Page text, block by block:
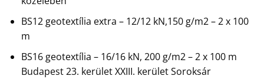
BS12 geotextília extra – 12/12 kN,150 g/m2 – 2 x 100
m
BS16 geotextília – 16/16 kN, 200 g/m2 – 2 x 100 m
Budapest 23. kerület XXIII. kerület Soroksár